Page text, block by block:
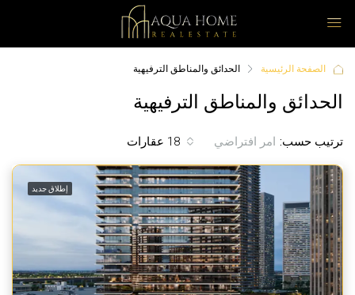
الصفحة الرئيسية الحدائق والمناطق الترفيهية
الحدائق والمناطق الترفيهية
18 عقارات ترتيب حسب: امر افتراضي
إطلاق جديد